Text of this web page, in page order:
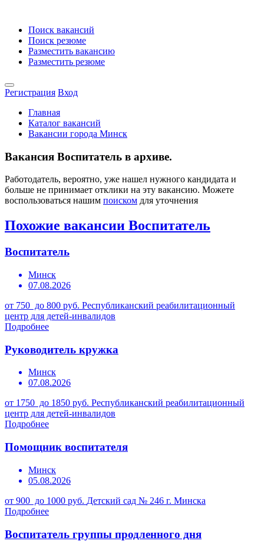
Поиск вакансий
Поиск резюме
Разместить вакансию
Разместить резюме
Регистрация Вход
Главная
Каталог вакансий
Вакансии города Минск
Вакансия Воспитатель в архиве.
Работодатель, вероятно, уже нашел нужного кандидата и
больше не принимает отклики на эту вакансию. Можете
воспользоваться нашим поиском для уточнения
Похожие вакансии Воспитатель
Воспитатель
Минск
07.08.2026
от 750 до 800 руб. Республиканский реабилитационный
центр для детей-инвалидов
Подробнее
Руководитель кружка
Минск
07.08.2026
от 1750 до 1850 руб. Республиканский реабилитационный
центр для детей-инвалидов
Подробнее
Помощник воспитателя
Минск
05.08.2026
от 900 до 1000 руб. Детский сад № 246 г. Минска
Подробнее
Воспитатель группы продленного дня